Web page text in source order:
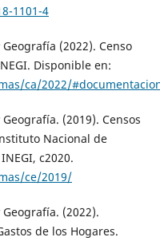
1101-4
(2022). Censo
Disponible en:
ca/2022/
(2019). Censos
Nacional de
c2020.
ce/2019/
(2022).
de los Hogares.